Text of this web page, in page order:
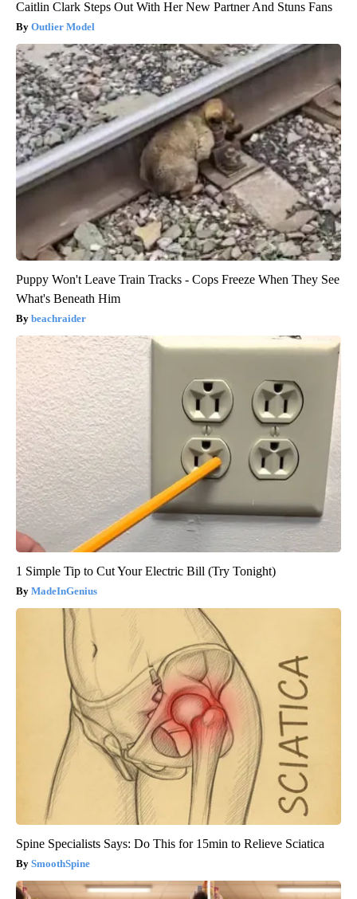
Caitlin Clark Steps Out With Her New Partner And Stuns Fans
Outlier Model
Puppy Won't Leave Train Tracks - Cops Freeze When They See
What's Beneath Him
beachraider
1 Simple Tip to Cut Your Electric Bill (Try Tonight)
MadeInGenius
Spine Specialists Says: Do This for 15min to Relieve Sciatica
SmoothSpine